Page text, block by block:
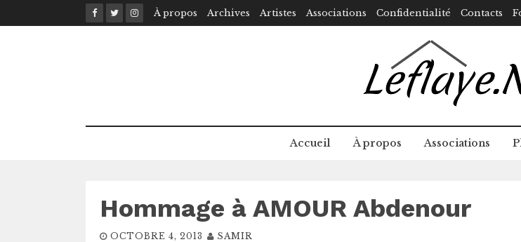
to
À propos Archives Artistes Associations Confidentialité Contacts
Accueil À propos Associations
Hommage à AMOUR Abdenour
OCTOBRE 4, 2013 SAMIR